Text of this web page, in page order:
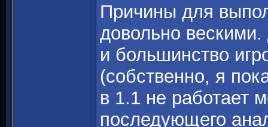
Причины для
довольно
и большинство
(собственно, я
в 1.1 не работает
последующего